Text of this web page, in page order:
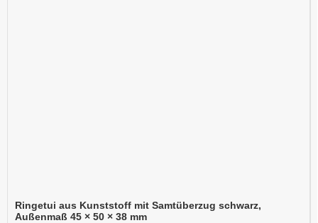
Ringetui aus Kunststoff mit Samtüberzug schwarz,
Außenmaß 45 × 50 × 38 mm